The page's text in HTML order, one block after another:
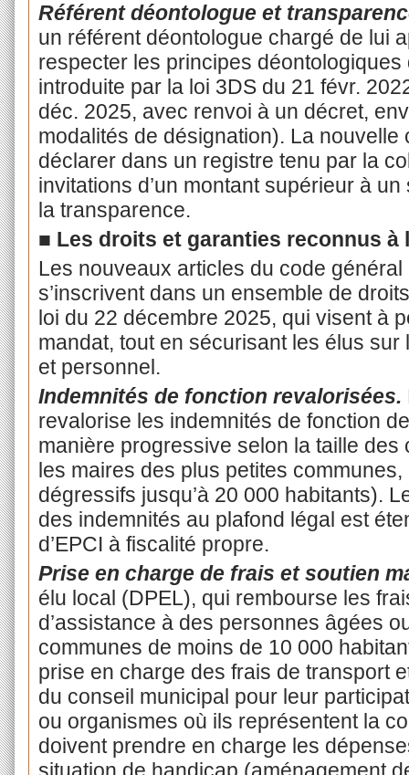
Référent déontologue et
un référent déontologue chargé de lui
respecter les principes
introduite par la loi 3DS du 21 févr.
déc. 2025, avec renvoi à un décret,
modalités de désignation). La nouvelle
déclarer dans un registre tenu par la
invitations d’un montant supérieur à
la transparence.
■ Les droits et garanties reconnus à
Les nouveaux articles du code
s’inscrivent dans un ensemble de
loi du 22 décembre 2025, qui visent à
mandat, tout en sécurisant les élus
et personnel.
Indemnités de fonction revalorisées.
revalorise les indemnités de fonction
manière progressive selon la taille
les maires des plus petites
dégressifs jusqu’à 20 000 habitants).
des indemnités au plafond légal est
d’EPCI à fiscalité propre.
Prise en charge de frais et soutien
élu local (DPEL), qui rembourse les
d’assistance à des personnes âgées
communes de moins de 10 000
prise en charge des frais de transport
du conseil municipal pour leur
ou organismes où ils représentent la
doivent prendre en charge les
situation de handicap (aménagement